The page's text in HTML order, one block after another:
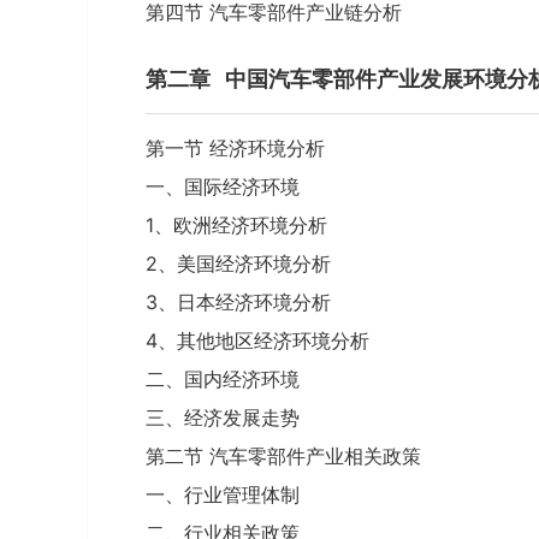
第四节 汽车零部件产业链分析
第二章 中国汽车零部件产业发展环境分
第一节 经济环境分析
一、国际经济环境
1、欧洲经济环境分析
2、美国经济环境分析
3、日本经济环境分析
4、其他地区经济环境分析
二、国内经济环境
三、经济发展走势
第二节 汽车零部件产业相关政策
一、行业管理体制
二、行业相关政策